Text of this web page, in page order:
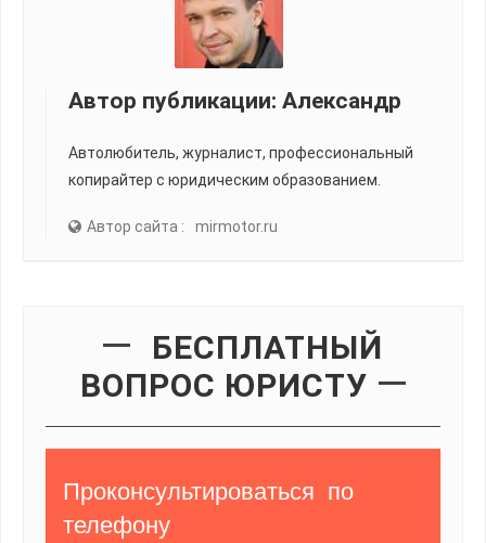
Автор публикации: Александр
Автолюбитель, журналист, профессиональный
копирайтер с юридическим образованием.
Автор сайта : mirmotor.ru
БЕСПЛАТНЫЙ
ВОПРОС ЮРИСТУ